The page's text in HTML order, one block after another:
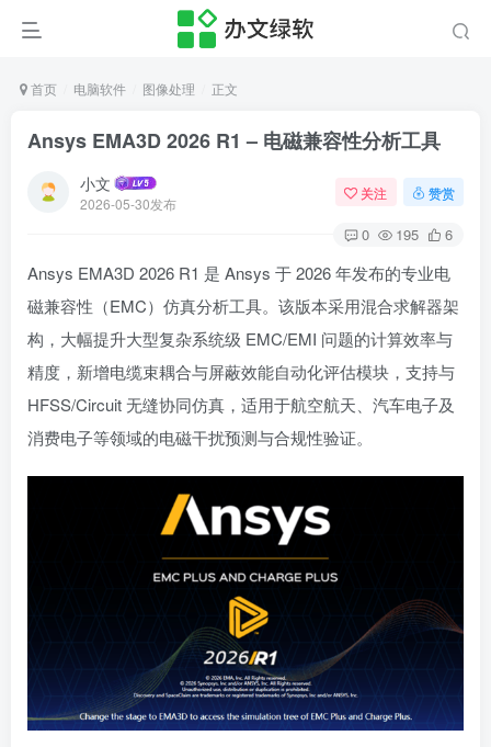
首页 电脑软件 图像处理 正文
Ansys EMA3D 2026 R1 – 电磁兼容性分析工具
小文
2026-05-30发布
关注 赞赏
0 195 6
Ansys EMA3D 2026 R1 是 Ansys 于 2026 年发布的专业电
磁兼容性（EMC）仿真分析工具。该版本采用混合求解器架
构，大幅提升大型复杂系统级 EMC/EMI 问题的计算效率与
精度，新增电缆束耦合与屏蔽效能自动化评估模块，支持与
HFSS/Circuit 无缝协同仿真，适用于航空航天、汽车电子及
消费电子等领域的电磁干扰预测与合规性验证。